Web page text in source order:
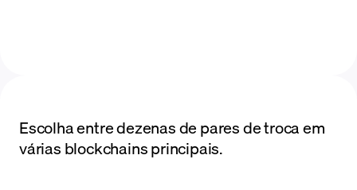
Escolha entre dezenas de pares de troca em
várias blockchains principais.